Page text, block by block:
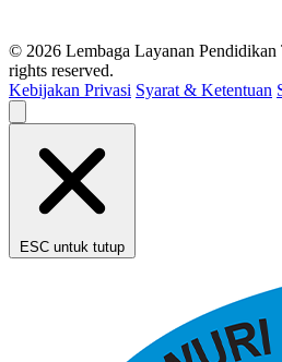
© 2026 Lembaga Layanan
rights reserved.
Kebijakan Privasi Syarat & Ketentuan
ESC untuk tutup